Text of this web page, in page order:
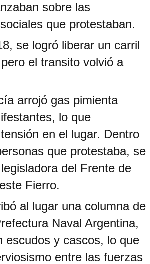
sobre las
que protestaban.
se logró liberar un carril
el transito volvió a
arrojó gas pimienta
lo que
en el lugar. Dentro
que protestaba, se
del Frente de
Fierro.
al lugar una columna de
Naval Argentina,
escudos y cascos, lo que
entre las fuerzas